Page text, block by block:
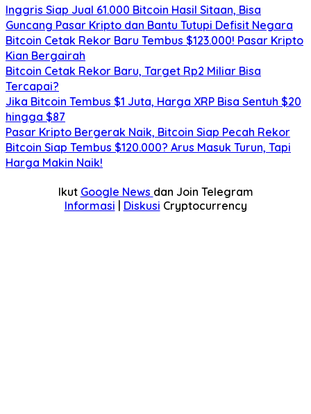
Inggris Siap Jual 61.000 Bitcoin Hasil Sitaan, Bisa
Guncang Pasar Kripto dan Bantu Tutupi Defisit Negara
Bitcoin Cetak Rekor Baru Tembus $123.000! Pasar Kripto
Kian Bergairah
Bitcoin Cetak Rekor Baru, Target Rp2 Miliar Bisa
Tercapai?
Jika Bitcoin Tembus $1 Juta, Harga XRP Bisa Sentuh $20
hingga $87
Pasar Kripto Bergerak Naik, Bitcoin Siap Pecah Rekor
Bitcoin Siap Tembus $120.000? Arus Masuk Turun, Tapi
Harga Makin Naik!
Ikut Google News dan Join Telegram
Informasi
Diskusi Cryptocurrency